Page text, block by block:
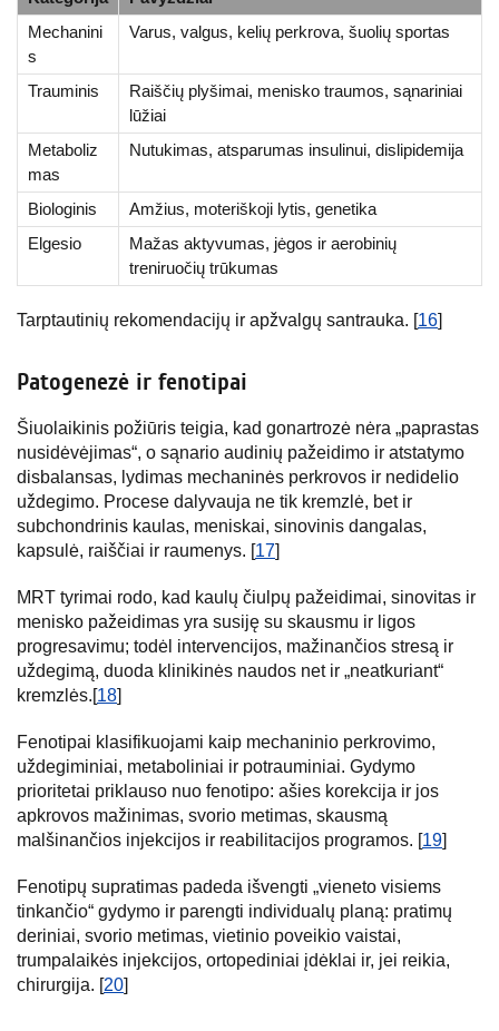
Mechanini
s
Varus, valgus, kelių perkrova, šuolių sportas
Trauminis
Raiščių plyšimai, menisko traumos, sąnariniai
lūžiai
Metaboliz
mas
Nutukimas, atsparumas insulinui, dislipidemija
Biologinis
Amžius, moteriškoji lytis, genetika
Elgesio
Mažas aktyvumas, jėgos ir aerobinių
treniruočių trūkumas
Tarptautinių rekomendacijų ir apžvalgų santrauka. [16]
Patogenezė ir fenotipai
Šiuolaikinis požiūris teigia, kad gonartrozė nėra „paprastas
nusidėvėjimas“, o sąnario audinių pažeidimo ir atstatymo
disbalansas, lydimas mechaninės perkrovos ir nedidelio
uždegimo. Procese dalyvauja ne tik kremzlė, bet ir
subchondrinis kaulas, meniskai, sinovinis dangalas,
kapsulė, raiščiai ir raumenys. [17]
MRT tyrimai rodo, kad kaulų čiulpų pažeidimai, sinovitas ir
menisko pažeidimas yra susiję su skausmu ir ligos
progresavimu; todėl intervencijos, mažinančios stresą ir
uždegimą, duoda klinikinės naudos net ir „neatkuriant“
kremzlės.[18]
Fenotipai klasifikuojami kaip mechaninio perkrovimo,
uždegiminiai, metaboliniai ir potrauminiai. Gydymo
prioritetai priklauso nuo fenotipo: ašies korekcija ir jos
apkrovos mažinimas, svorio metimas, skausmą
malšinančios injekcijos ir reabilitacijos programos. [19]
Fenotipų supratimas padeda išvengti „vieneto visiems
tinkančio“ gydymo ir parengti individualų planą: pratimų
deriniai, svorio metimas, vietinio poveikio vaistai,
trumpalaikės injekcijos, ortopediniai įdėklai ir, jei reikia,
chirurgija. [20]